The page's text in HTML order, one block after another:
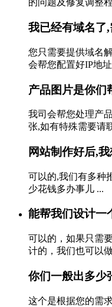
的问题及修复调整
我已经有域名了
您只需要提供域名
会帮您配置好IP地
产品图片是你们
我司会帮您处理产
张,如有特殊需要请
网站制作好后,
可以的,我们有多种
少花钱多办事儿 ...
能帮我们设计一
可以的，如果只需
计的，我们也可以
你们一般出多少
这个是根据您的需